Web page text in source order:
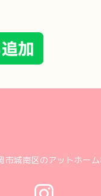
城南区のアットホー